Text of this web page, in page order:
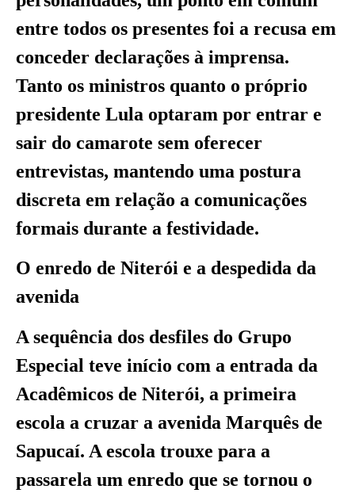
entre todos os presentes foi a recusa em
conceder declarações à imprensa.
Tanto os ministros quanto o próprio
presidente Lula optaram por entrar e
sair do camarote sem oferecer
entrevistas, mantendo uma postura
discreta em relação a comunicações
formais durante a festividade.
O enredo de Niterói e a despedida da
avenida
A sequência dos desfiles do Grupo
Especial teve início com a entrada da
Acadêmicos de Niterói, a primeira
escola a cruzar a avenida Marquês de
Sapucaí. A escola trouxe para a
passarela um enredo que se tornou o